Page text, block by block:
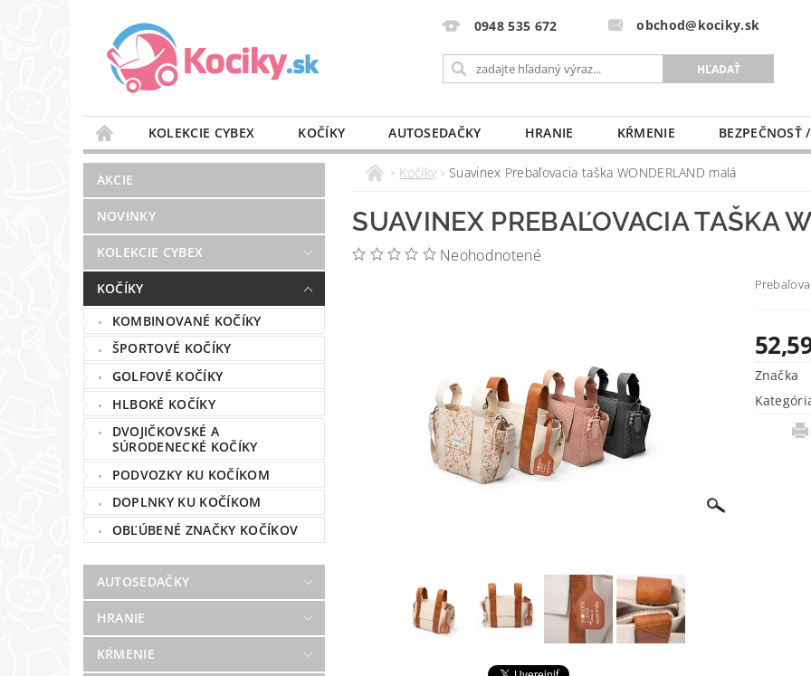
0948 535 672 obchod@kociky.sk
KOLEKCIE CYBEX KOČÍKY AUTOSEDAČKY HRANIE KŔMENIE BEZPEČNOSŤ
STAROSTLIVOSŤ O VZDUCH
VÝBAVA DO PÔRODNICE MLIEKO A VÝŽIVA PRE MAMIČKU
BLOG
PREDAJŇA KONTAKT
AKCIE
NOVINKY
KOLEKCIE CYBEX
KOČÍKY
KOMBINOVANÉ KOČÍKY
ŠPORTOVÉ KOČÍKY
GOLFOVÉ KOČÍKY
HLBOKÉ KOČÍKY
DVOJIČKOVSKÉ A
SÚRODENECKÉ KOČÍKY
PODVOZKY KU KOČÍKOM
DOPLNKY KU KOČÍKOM
OBĽÚBENÉ ZNAČKY KOČÍKOV
AUTOSEDAČKY
HRANIE
KŔMENIE
Kočíky Suavinex Prebaľovacia taška WONDERLAND malá
SUAVINEX PREBAĽOVACIA TAŠKA
Neohodnotené
Značka